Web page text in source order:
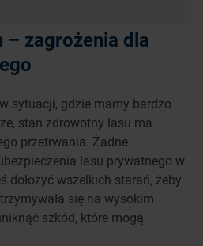
– zagrożenia dla
sytuacji, gdzie mamy bardzo
stan zdrowotny lasu ma
przetrwania. Żadne
lasu prywatnego w
dołożyć wszelkich starań, żeby
się na wysokim
szkód, które mogą